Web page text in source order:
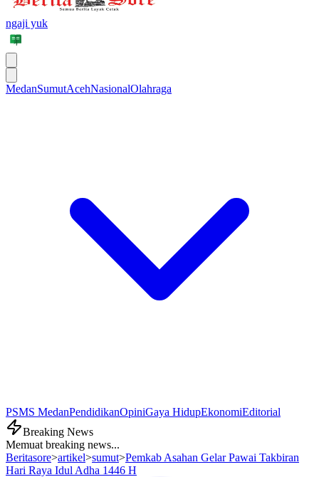
ngaji yuk
MedanSumutAcehNasionalOlahraga
PSMS MedanPendidikanOpiniGaya HidupEkonomiEditorial
Breaking News
Memuat breaking news...
Beritasore>artikel>sumut>Pemkab Asahan Gelar Pawai Takbiran
Hari Raya Idul Adha 1446 H